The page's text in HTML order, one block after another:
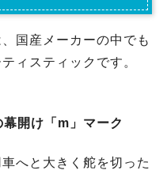
国産メーカーの中でも
ィスティックです。
開け「m」マーク
へと大きく舵を切った